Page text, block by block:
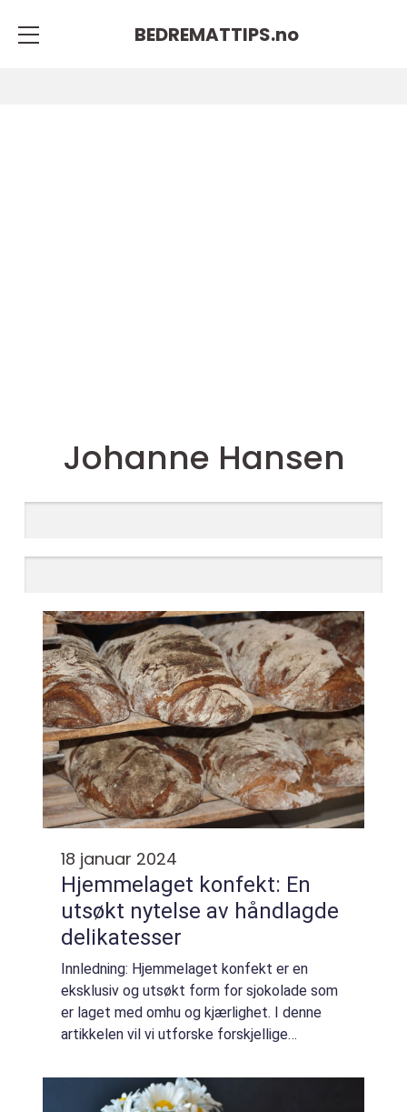
BEDREMATTIPS.no
Johanne Hansen
18 januar 2024
Hjemmelaget konfekt: En
utsøkt nytelse av håndlagde
delikatesser
Innledning: Hjemmelaget konfekt er en
eksklusiv og utsøkt form for sjokolade som
er laget med omhu og kjærlighet. I denne
artikkelen vil vi utforske forskjellige
inkludert hva det er, hvilke typer som finnes,
samt de...